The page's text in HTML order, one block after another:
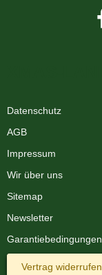
Datenschutz
AGB
Impressum
Wir über uns
Sitemap
Newsletter
Garantiebedingungen
Vertrag widerrufen